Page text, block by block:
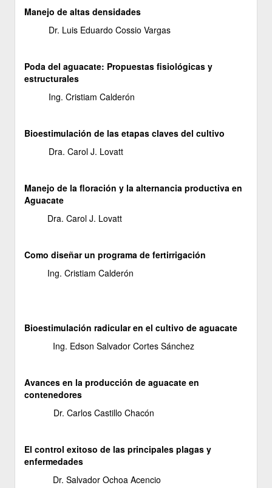
Manejo de altas densidades
Dr. Luis Eduardo Cossio Vargas
Poda del aguacate: Propuestas fisiológicas y
estructurales
Ing. Cristiam Calderón
Bioestimulación de las etapas claves del cultivo
Dra. Carol J. Lovatt
Manejo de la floración y la alternancia productiva en
Aguacate
Dra. Carol J. Lovatt
Como diseñar un programa de fertirrigación
Ing. Cristiam Calderón
Bioestimulación radicular en el cultivo de aguacate
Ing. Edson Salvador Cortes Sánchez
Avances en la producción de aguacate en
contenedores
Dr. Carlos Castillo Chacón
El control exitoso de las principales plagas y
enfermedades
Dr. Salvador Ochoa Acencio